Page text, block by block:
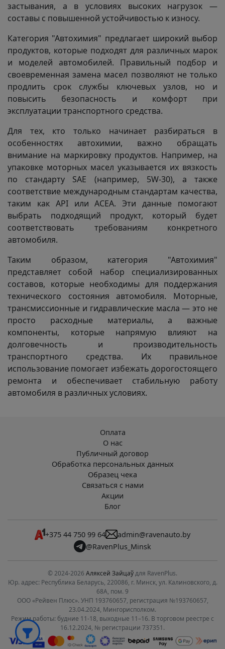
застывания, а в условиях высоких нагрузок —
составы с повышенной устойчивостью к износу.
Категория "Автохимия" предлагает широкий выбор
продуктов, которые подходят для различных марок
и моделей автомобилей. Правильный подбор и
своевременная замена масел позволяют не только
продлить срок службы ключевых узлов, но и
повысить безопасность и комфорт при
эксплуатации транспортного средства.
Для тех, кто только начинает разбираться в
особенностях автохимии, важно обращать
внимание на маркировку продуктов. Например, на
упаковке моторных масел указывается их вязкость
по стандарту SAE (например, 5W-30), а также
соответствие международным стандартам качества,
таким как API или ACEA. Эти данные помогают
выбрать подходящий продукт, который будет
соответствовать требованиям конкретного
автомобиля.
Таким образом, категория "Автохимия"
представляет собой набор специализированных
составов, которые необходимы для поддержания
технического состояния автомобиля. Моторные,
трансмиссионные и гидравлические масла — это не
просто расходные материалы, а важные
компоненты, которые напрямую влияют на
долговечность и производительность
транспортного средства. Их правильное
использование помогает избежать дорогостоящего
ремонта и обеспечивает стабильную работу
автомобиля в различных условиях.
Оплата
О нас
Публичный договор
Обработка персональных данных
Образец чека
Связаться с нами
Акции
Блог
+375 44 750 99 64
admin@ravenauto.by
@RavenPlus_Minsk
© 2024-2026 Аляксей Зайцаўдля RavenPlus.
Юр. адрес: Республика Беларусь, 220086, г. Минск, ул. Калиновского, д.
68А, пом. 9
ООО «Рейвен Плюс». УНП 193760657, регистрация №193760657,
23.04.2024, Мингорисполком.
Режим работы: будние 11-18, выходные 11–16. В торговом реестре с
16.12.2024, № регистрации 737351.